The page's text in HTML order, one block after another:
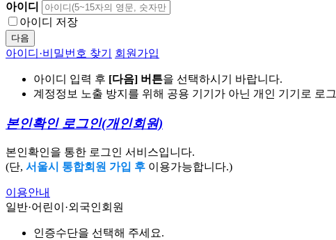
아이디
아이디 저장
다음
아이디·비밀번호 찾기 회원가입
아이디 입력 후 [다음] 버튼을 선택하시기 바랍니다.
계정정보 노출 방지를 위해 공용 기기가 아닌 개인 기기로 로
본인확인 로그인(개인회원)
본인확인을 통한 로그인 서비스입니다.
(단, 서울시 통합회원 가입 후 이용가능합니다.)
이용안내
일반·어린이·외국인회원
인증수단을 선택해 주세요.